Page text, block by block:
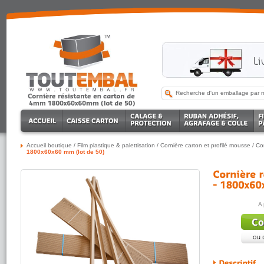
Accueil boutique / Film plastique & palettisation / Cornière carton et profilé mousse /
1800x60x60 mm (lot de 50)
A